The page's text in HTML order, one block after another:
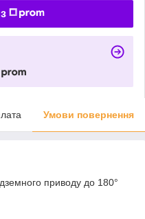
Умови повернення
приводу до 180°